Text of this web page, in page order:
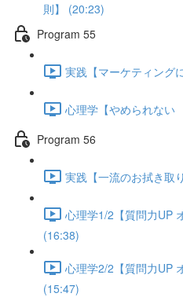
則】 (20:23)
Program 55
実践【マーケティン
心理学【やめられな
Program 56
実践【一流のお拭き取
心理学1/2【質問力UP
(16:38)
心理学2/2【質問力UP
(15:47)